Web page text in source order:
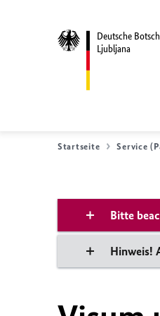
Deutsche
Ljubljana
Startseite Service
Bitte
Hinweis!